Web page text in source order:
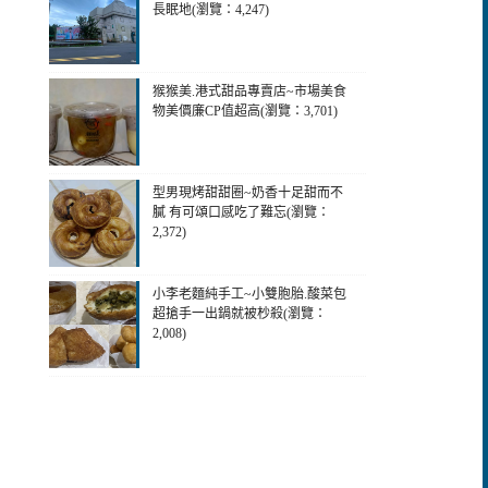
長眠地(瀏覽：4,247)
猴猴美.港式甜品專賣店~市場美食
物美價廉CP值超高(瀏覽：3,701)
型男現烤甜甜圈~奶香十足甜而不
膩 有可頌口感吃了難忘(瀏覽：
2,372)
小李老麵純手工~小雙胞胎.酸菜包
超搶手一出鍋就被杪殺(瀏覽：
2,008)